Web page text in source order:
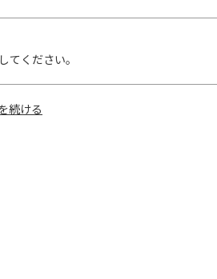
てください。